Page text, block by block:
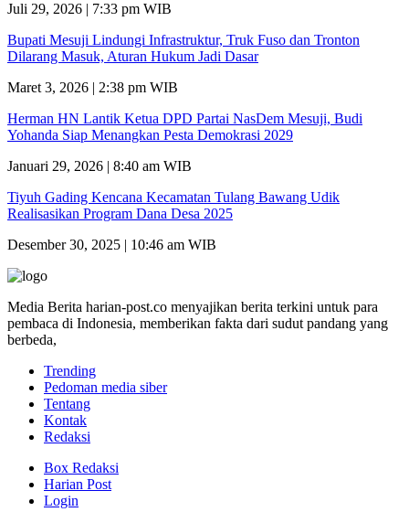
Juli 29, 2026 | 7:33 pm WIB
Bupati Mesuji Lindungi Infrastruktur, Truk Fuso dan Tronton
Dilarang Masuk, Aturan Hukum Jadi Dasar
Maret 3, 2026 | 2:38 pm WIB
Herman HN Lantik Ketua DPD Partai NasDem Mesuji, Budi
Yohanda Siap Menangkan Pesta Demokrasi 2029
Januari 29, 2026 | 8:40 am WIB
Tiyuh Gading Kencana Kecamatan Tulang Bawang Udik
Realisasikan Program Dana Desa 2025
Desember 30, 2025 | 10:46 am WIB
Media Berita harian-post.co menyajikan berita terkini untuk para
pembaca di Indonesia, memberikan fakta dari sudut pandang yang
berbeda,
Trending
Pedoman media siber
Tentang
Kontak
Redaksi
Box Redaksi
Harian Post
Login